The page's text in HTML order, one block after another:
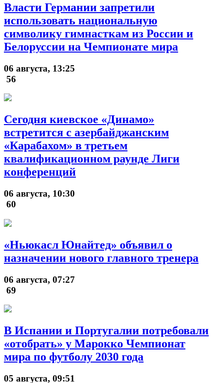
Власти Германии запретили
использовать национальную
символику гимнасткам из России и
Белоруссии на Чемпионате мира
06 августа, 13:25
56
Сегодня киевское «Динамо»
встретится с азербайджанским
«Карабахом» в третьем
квалификационном раунде Лиги
конференций
06 августа, 10:30
60
«Ньюкасл Юнайтед» объявил о
назначении нового главного тренера
06 августа, 07:27
69
В Испании и Португалии потребовали
«отобрать» у Марокко Чемпионат
мира по футболу 2030 года
05 августа, 09:51